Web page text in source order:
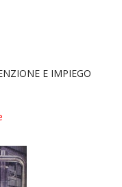
E IMPIEGO